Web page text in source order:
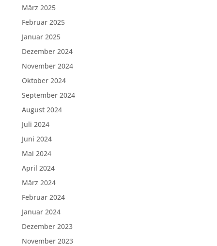
März 2025
Februar 2025
Januar 2025
Dezember 2024
November 2024
Oktober 2024
September 2024
August 2024
Juli 2024
Juni 2024
Mai 2024
April 2024
März 2024
Februar 2024
Januar 2024
Dezember 2023
November 2023